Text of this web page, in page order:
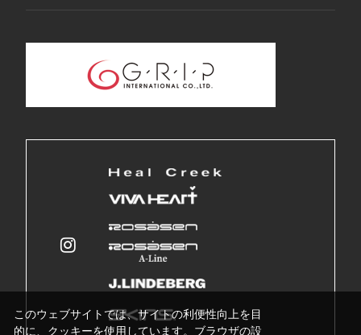
このウェブサイトでは、サイトの利便性向上を目
的に、クッキーを使用しています。ブラウザの設